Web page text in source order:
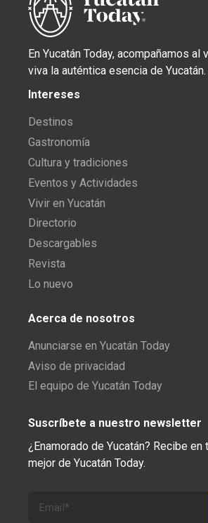
En Yucatán Today, acompañamos al
viva la auténtica esencia de Yucatán.
Intereses
Destinos
Gastronomía
Cultura y tradiciones
Eventos y Actividades
Vivir en Yucatán
Directorio
Descargables
Revista
Lo nuevo
Acerca de nosotros
Anunciarse en Yucatán Today
Aviso de privacidad
El equipo de Yucatán Today
Suscríbete a nuestro newsletter
¿Enamorado de Yucatán? Recibe en
mejor de Yucatán Today.